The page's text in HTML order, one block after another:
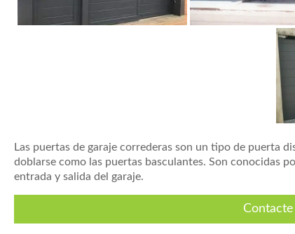
Las puertas de garaje correderas son un tipo de puerta
doblarse como las puertas basculantes. Son conocidas
entrada y salida del garaje.